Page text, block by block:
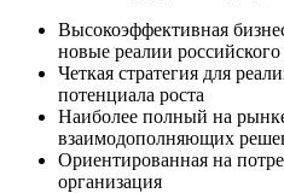
Высокоэффективная
новые реалии
Четкая стратегия для
потенциала роста
Наиболее полный на
взаимодополняющих
Ориентированная на
организация